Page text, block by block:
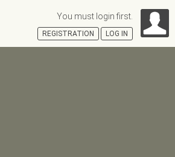
You must login first.
REGISTRATION LOG IN